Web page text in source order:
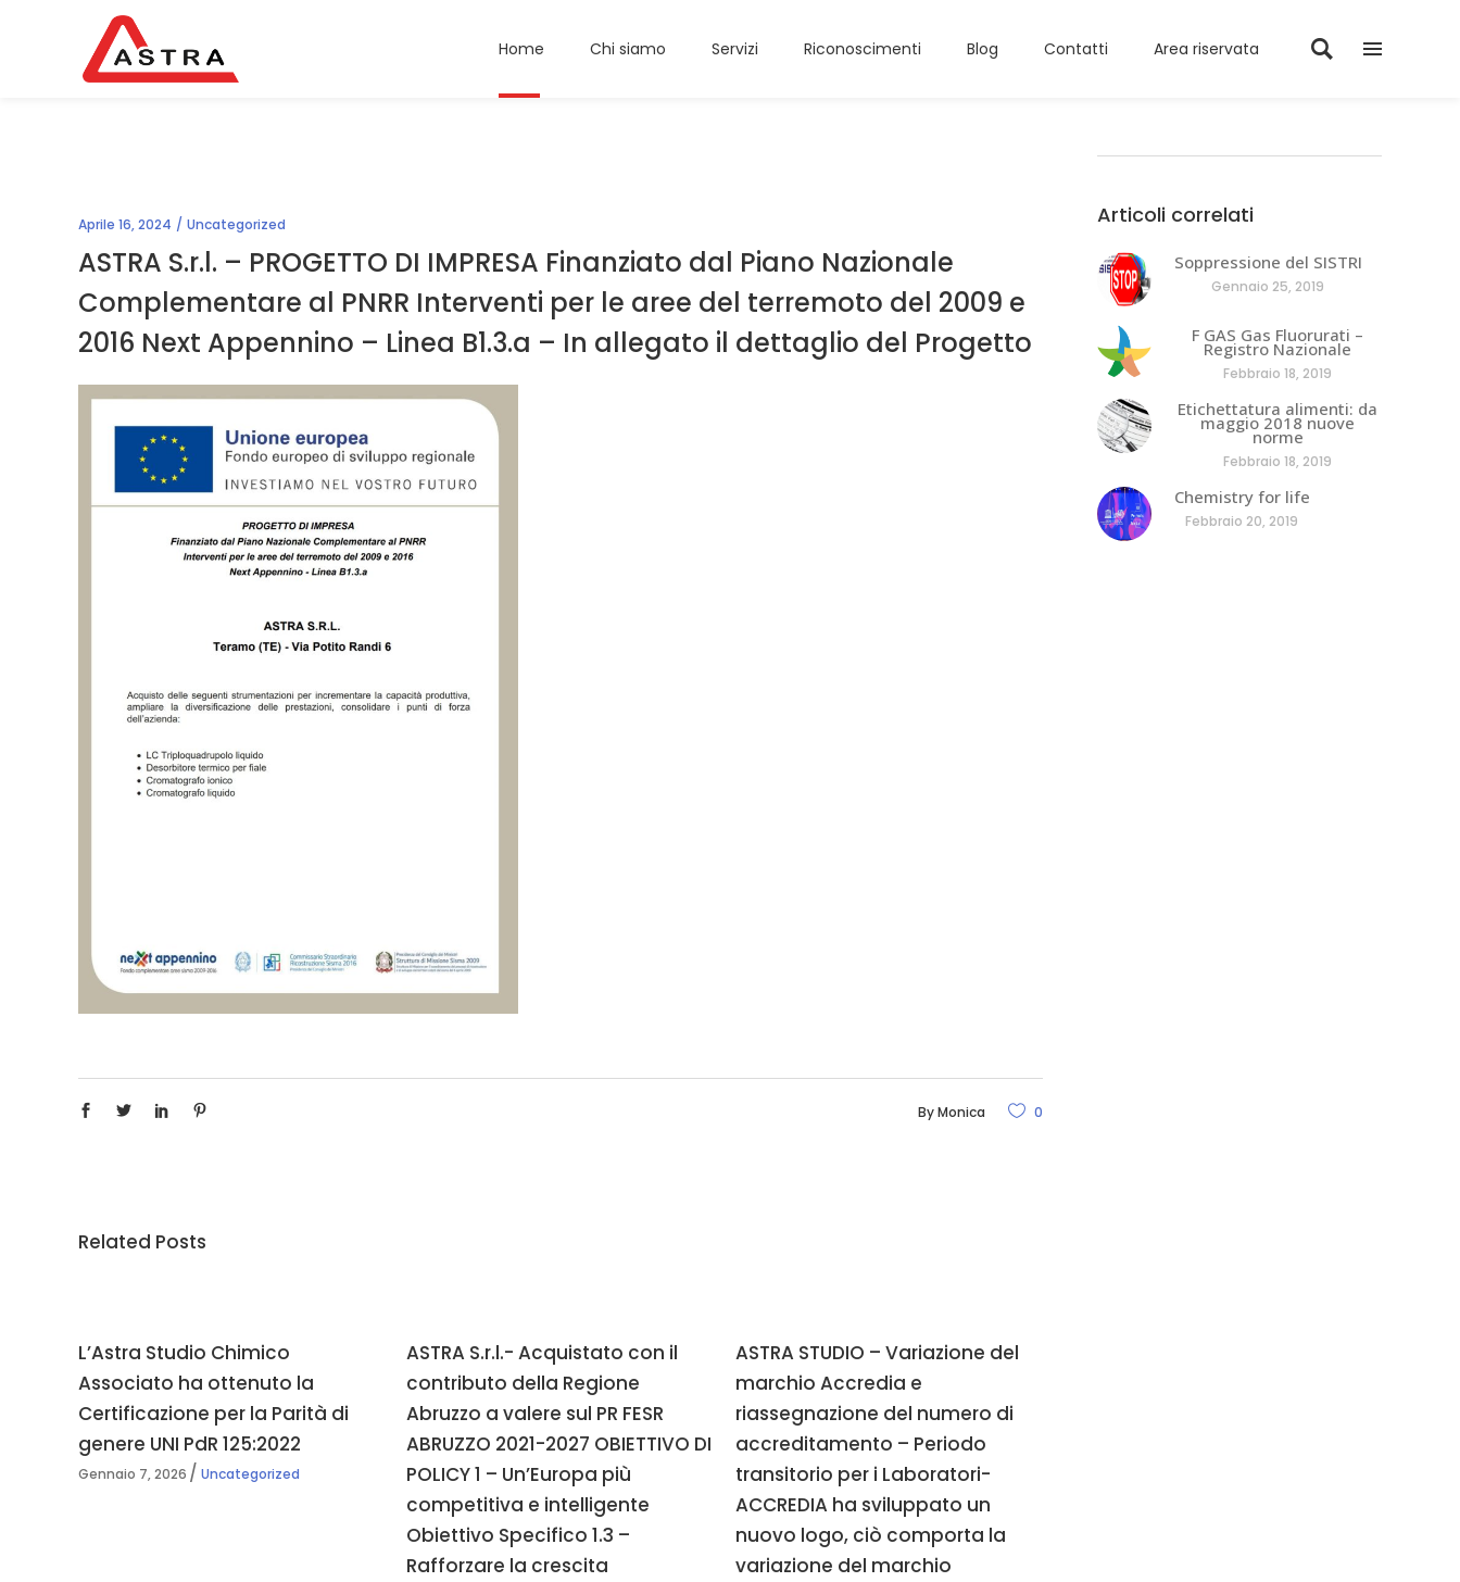
Home Chi siamo Servizi Riconoscimenti Blog Contatti Area riservata
Aprile 16, 2024 Uncategorized
ASTRA S.r.l. – PROGETTO DI IMPRESA Finanziato dal Piano Nazionale
Complementare al PNRR Interventi per le aree del terremoto del 2009 e
2016 Next Appennino – Linea B1.3.a – In allegato il dettaglio del Progetto
ByMonica 0
Related Posts
L’Astra Studio Chimico
Associato ha ottenuto la
Certificazione per la Parità di
genere UNI PdR 125:2022
Gennaio 7, 2026 Uncategorized
ASTRA S.r.l.- Acquistato con il
contributo della Regione
Abruzzo a valere sul PR FESR
ABRUZZO 2021-2027 OBIETTIVO DI
POLICY 1 – Un’Europa più
competitiva e intelligente
Obiettivo Specifico 1.3 –
Rafforzare la crescita
ASTRA STUDIO – Variazione del
marchio Accredia e
riassegnazione del numero di
accreditamento – Periodo
transitorio per i Laboratori-
ACCREDIA ha sviluppato un
nuovo logo, ciò comporta la
variazione del marchio
Articoli correlati
Soppressione del SISTRI
Gennaio 25, 2019
F GAS Gas Fluorurati –
Registro Nazionale
Febbraio 18, 2019
Etichettatura alimenti: da
maggio 2018 nuove
norme
Febbraio 18, 2019
Chemistry for life
Febbraio 20, 2019